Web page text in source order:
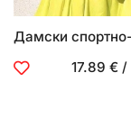
17.89 € /